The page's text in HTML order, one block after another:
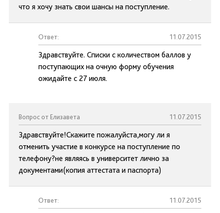
что я хочу знать свои шансы на поступление.
Ответ: 11.07.2015
Здравствуйте. Списки с количеством баллов у
поступающих на очную форму обучения
ожидайте с 27 июля.
Вопрос от Елизавета 11.07.2015
Здравствуйте!Скажите пожалуйста,могу ли я
отменить участие в конкурсе на поступление по
телефону?не являясь в университет лично за
документами(копия аттестата и паспорта)
Ответ: 11.07.2015